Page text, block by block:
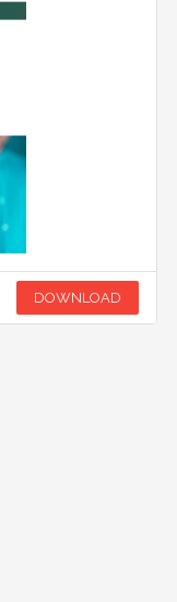
DOWNLOAD